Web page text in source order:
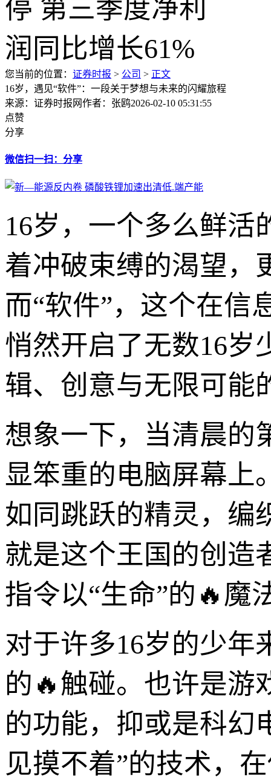
您当前的位置： 证券时报 > 公司 > 正文
16岁，遇见“软件”：一段关于梦想与未来的闪耀旅程
来源：证券时报网作者：张鸥2026-02-10 05:31:55
点赞
分享
微信扫一扫：分享
16岁，一个多么鲜活
着冲破束缚的渴望，
而“软件”，这个在信
悄然开启了无数16岁
辑、创意与无限可能
想象一下，当清晨的
显笨重的电脑屏幕上
如同跳跃的精灵，编
就是这个王国的创造
指令以“生命”的🔥魔
对于许多16岁的少年
的🔥触碰。也许是游
的功能，抑或是科幻
见摸不着”的技术，